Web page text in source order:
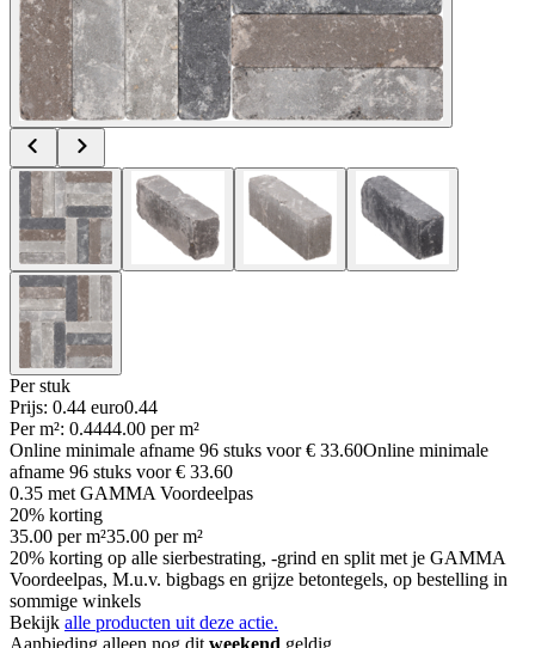
Per stuk
Prijs: 0.44 euro0.44
Per m²: 0.4444.00 per m²
Online minimale afname 96 stuks voor€ 33.60Online minimale
afname 96 stuks voor€ 33.60
0.35 met GAMMA Voordeelpas
20% korting
35.00 per m²35.00 per m²
20% korting op alle sierbestrating, -grind en split met je GAMMA
Voordeelpas, M.u.v. bigbags en grijze betontegels, op bestelling in
sommige winkels
Bekijk alle producten uit deze actie.
Aanbieding alleen nog dit weekend geldig